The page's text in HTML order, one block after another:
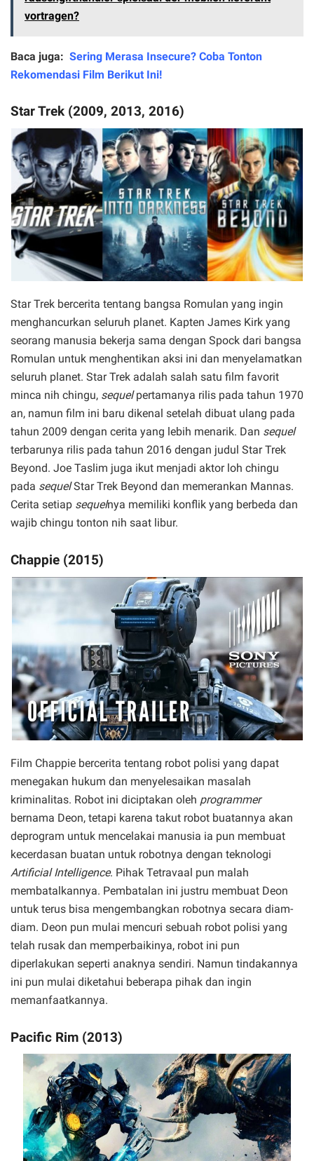
vortragen?
Baca juga: Sering Merasa Insecure? Coba Tonton
Rekomendasi Film Berikut Ini!
Star Trek (2009, 2013, 2016)
Star Trek bercerita tentang bangsa Romulan yang ingin
menghancurkan seluruh planet. Kapten James Kirk yang
seorang manusia bekerja sama dengan Spock dari bangsa
Romulan untuk menghentikan aksi ini dan menyelamatkan
seluruh planet. Star Trek adalah salah satu film favorit
minca nih chingu, sequelpertamanya rilis pada tahun 1970
an, namun film ini baru dikenal setelah dibuat ulang pada
tahun 2009 dengan cerita yang lebih menarik. Dan sequel
terbarunya rilis pada tahun 2016 dengan judul Star Trek
Beyond. Joe Taslim juga ikut menjadi aktor loh chingu
pada sequelStar Trek Beyond dan memerankan Mannas.
Cerita setiap sequelnya memiliki konflik yang berbeda dan
wajib chingu tonton nih saat libur.
Chappie (2015)
Film Chappie bercerita tentang robot polisi yang dapat
menegakan hukum dan menyelesaikan masalah
kriminalitas. Robot ini diciptakan oleh programmer
bernama Deon, tetapi karena takut robot buatannya akan
deprogram untuk mencelakai manusia ia pun membuat
kecerdasan buatan untuk robotnya dengan teknologi
Artificial Intelligence. Pihak Tetravaal pun malah
membatalkannya. Pembatalan ini justru membuat Deon
untuk terus bisa mengembangkan robotnya secara diam-
diam. Deon pun mulai mencuri sebuah robot polisi yang
telah rusak dan memperbaikinya, robot ini pun
diperlakukan seperti anaknya sendiri. Namun tindakannya
ini pun mulai diketahui beberapa pihak dan ingin
memanfaatkannya.
Pacific Rim (2013)